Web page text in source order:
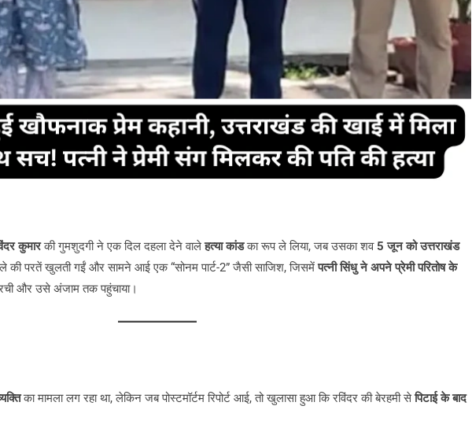
कुमारकी गुमशुदगी ने एक दिल दहला देने वालेहत्या कांडका रूप ले लिया, जब उसका शव5 जून को उत्तराखंड
की परतें खुलती गईं और सामने आई एक “सोनम पार्ट-2” जैसी साजिश, जिसमेंपत्नी सिंधु ने अपने प्रेमी परितोष के
और उसे अंजाम तक पहुंचाया।
का मामला लग रहा था, लेकिन जब पोस्टमॉर्टम रिपोर्ट आई, तो खुलासा हुआ कि रविंदर की बेरहमी सेपिटाई के बाद